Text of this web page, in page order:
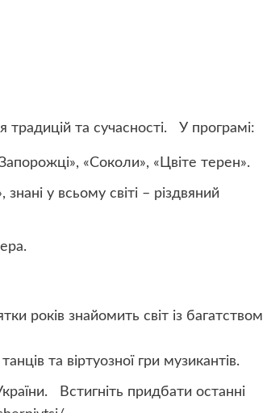
традицій та сучасності. У програмі:
«Соколи», «Цвіте терен».
у всьому світі – різдвяний
років знайомить світ із багатством
та віртуозної гри музикантів.
Встигніть придбати останні